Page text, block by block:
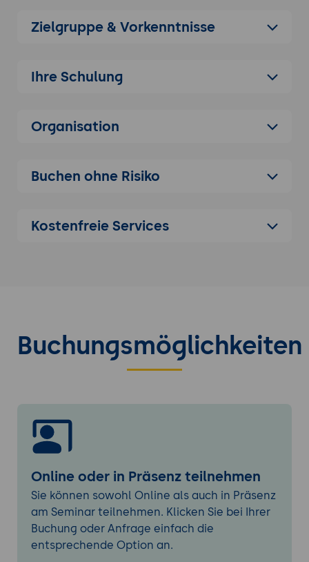
Protokollaggregation, Datenintegration).
Tools und deren Vorteile.
Systemvoraussetzungen:
Voraussetzungen
zur Installation von Fluentd auf
Fluentd-Projekts und Überblick über die
Konfigurationsdateien:Einführung in die
Struktur und Syntax von Fluentd-
Konfigurationsdateien.
Funktionalität.
Datenquellen und Datenaggregation
Datenquellen:Anbindung und
Konfiguration verschiedener Datenquellen
(z.B. Dateien, Datenbanken, APIs).
Datenaggregation:Techniken zur
Aggregation und Verarbeitung von
Zielgruppe & Vorkenntnisse
Ihre Schulung
Organisation
Buchen ohne Risiko
Kostenfreie Services
Buchungsmöglichkeiten
Online oder in Präsenz teilnehmen
Sie können sowohl Online als auch in Präsenz
am Seminar teilnehmen. Klicken Sie bei Ihrer
Buchung oder Anfrage einfach die
entsprechende Option an.